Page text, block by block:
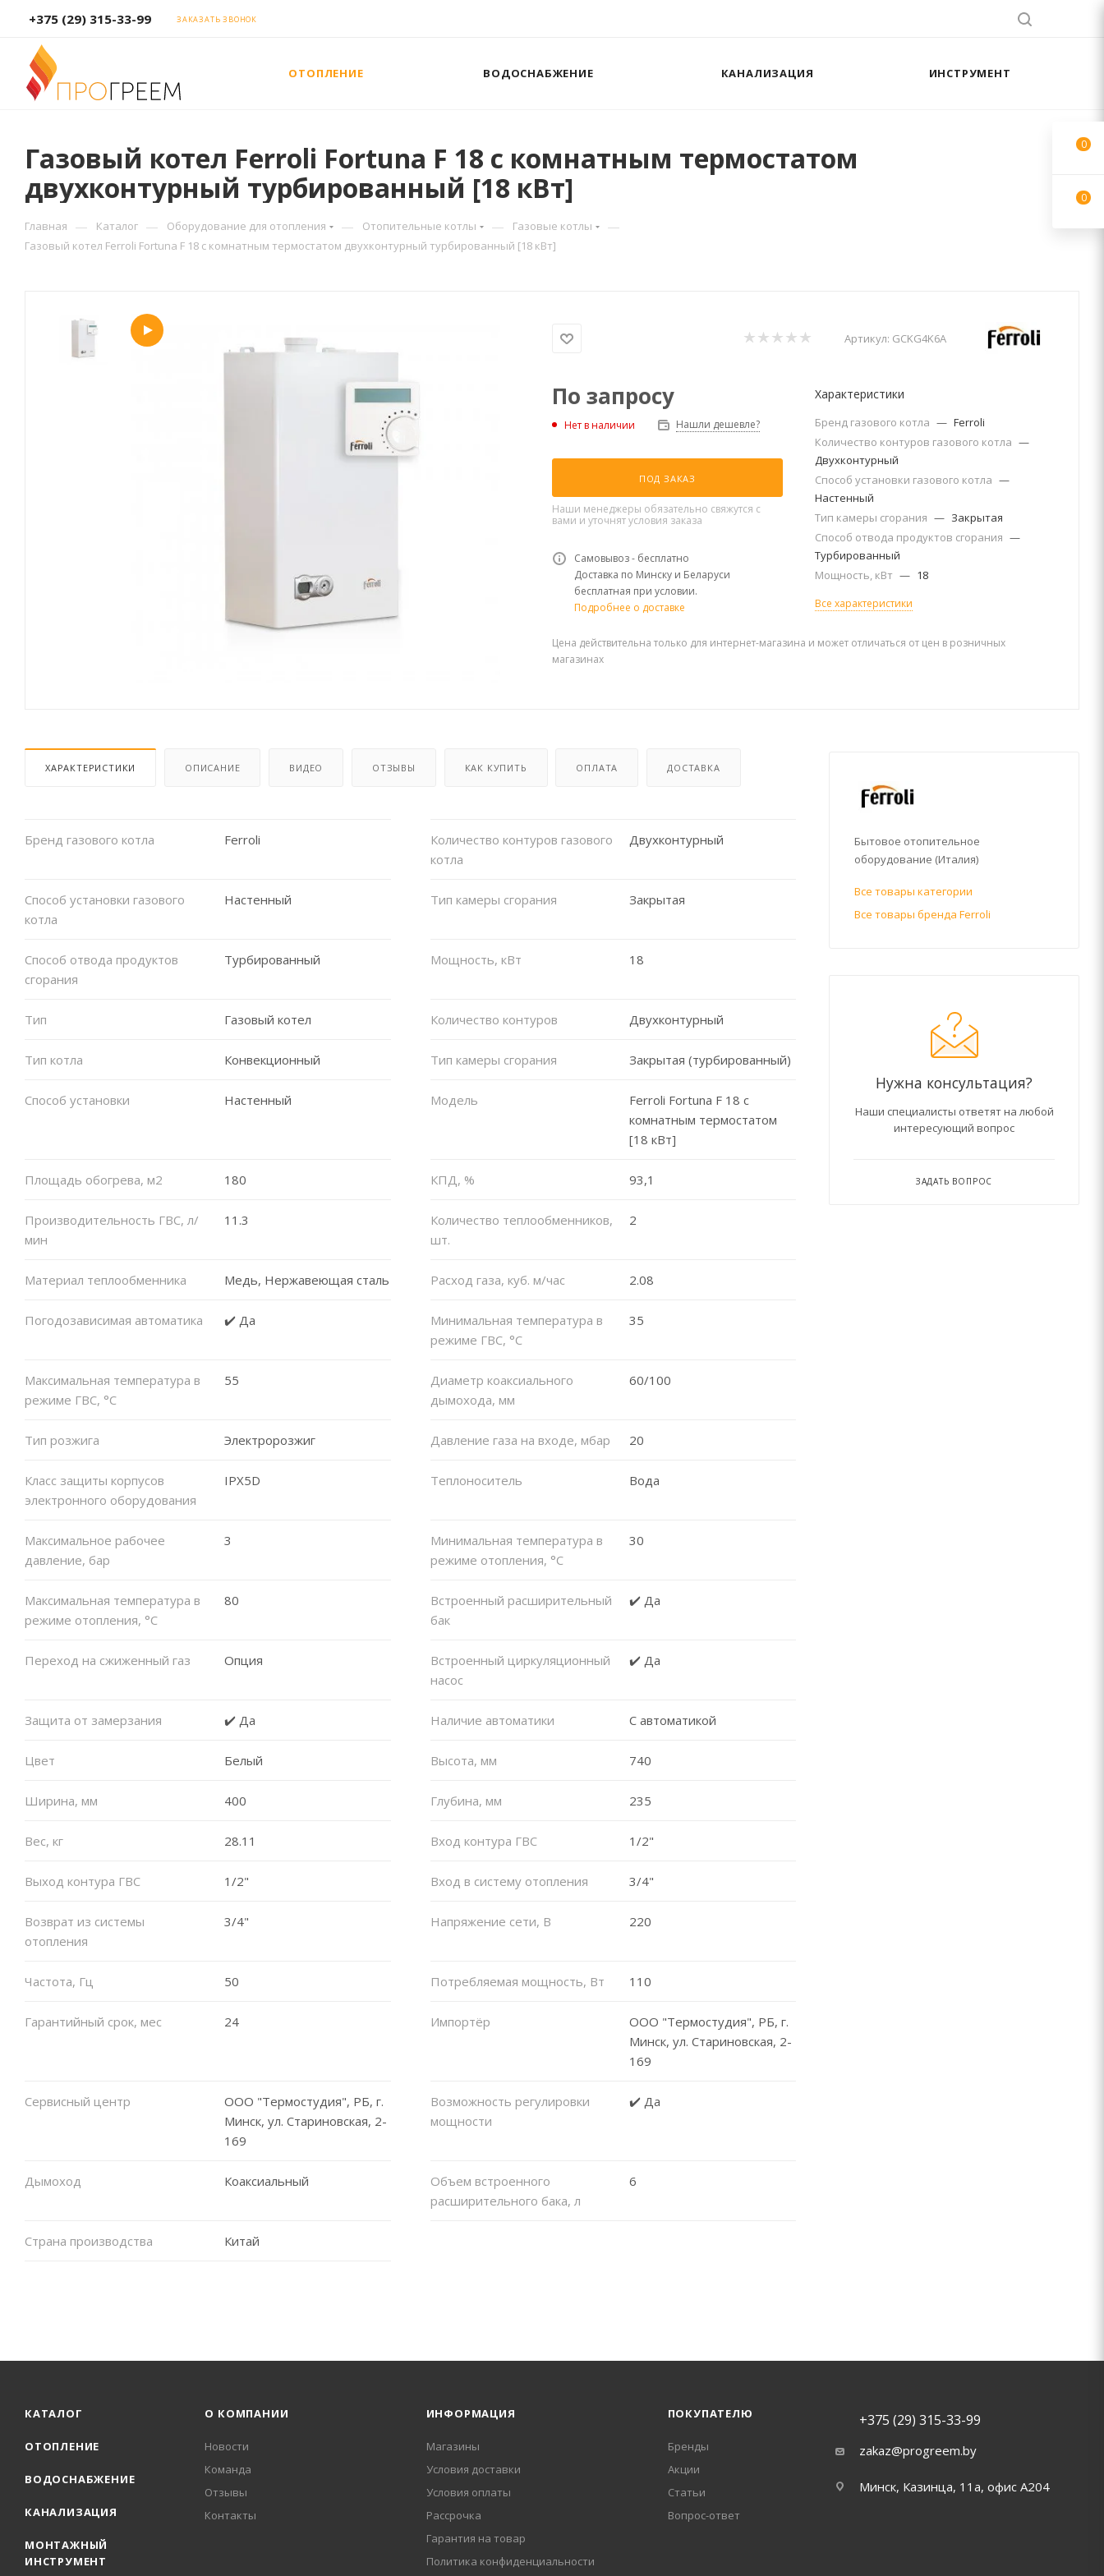
+375 (29) 315-33-99 ЗАКАЗАТЬ ЗВОНОК
ОТОПЛЕНИЕ ВОДОСНАБЖЕНИЕ КАНАЛИЗАЦИЯ ИНСТРУМЕНТ
Газовый котел Ferroli Fortuna F 18 с комнатным термостатом
двухконтурный турбированный [18 кВт]
Главная — Каталог — Оборудование для отопления — Отопительные котлы — Газовые котлы —
Газовый котел Ferroli Fortuna F 18 с комнатным термостатом двухконтурный турбированный [18 кВт]
Артикул: GCKG4K6A
По запросу
Нет в наличии Нашли дешевле?
ПОД ЗАКАЗ
Наши менеджеры обязательно свяжутся с
вами и уточнят условия заказа
Самовывоз - бесплатно
Доставка по Минску и Беларуси
бесплатная при условии.
Подробнее о доставке
Характеристики
Бренд газового котла — Ferroli
Количество контуров газового котла —
Двухконтурный
Способ установки газового котла —
Настенный
Тип камеры сгорания — Закрытая
Способ отвода продуктов сгорания —
Турбированный
Мощность, кВт — 18
Все характеристики
Цена действительна только для интернет-магазина и может отличаться от цен в розничных
магазинах
ХАРАКТЕРИСТИКИ ОПИСАНИЕ ВИДЕО ОТЗЫВЫ КАК КУПИТЬ ОПЛАТА ДОСТАВКА
Бренд газового котла Ferroli
Количество контуров газового
котла
Двухконтурный
Способ установки газового
котла
Настенный Тип камеры сгорания Закрытая
Способ отвода продуктов
сгорания
Турбированный Мощность, кВт 18
Тип Газовый котел Количество контуров Двухконтурный
Тип котла Конвекционный Тип камеры сгорания Закрытая (турбированный)
Способ установки Настенный Модель
Ferroli Fortuna F 18 с
комнатным термостатом
[18 кВт]
Площадь обогрева, м2 180 КПД, % 93,1
Производительность ГВС, л/
мин
11.3
Количество теплообменников,
шт.
2
Материал теплообменника Медь, Нержавеющая сталь Расход газа, куб. м/час 2.08
Погодозависимая автоматика ✔️ Да
Минимальная температура в
режиме ГВС, °C
35
Максимальная температура в
режиме ГВС, °C
55
Диаметр коаксиального
дымохода, мм
60/100
Тип розжига Электророзжиг Давление газа на входе, мбар 20
Класс защиты корпусов
электронного оборудования
IPX5D Теплоноситель Вода
Максимальное рабочее
давление, бар
3
Минимальная температура в
режиме отопления, °C
30
Максимальная температура в
режиме отопления, °C
80
Встроенный расширительный
бак
✔️ Да
Переход на сжиженный газ Опция
Встроенный циркуляционный
насос
✔️ Да
Защита от замерзания ✔️ Да Наличие автоматики С автоматикой
Цвет Белый Высота, мм 740
Ширина, мм 400 Глубина, мм 235
Вес, кг 28.11 Вход контура ГВС 1/2"
Выход контура ГВС 1/2" Вход в систему отопления 3/4"
Возврат из системы
отопления
3/4" Напряжение сети, В 220
Частота, Гц 50 Потребляемая мощность, Вт 110
Гарантийный срок, мес 24 Импортёр
ООО "Термостудия", РБ, г.
Минск, ул. Стариновская, 2-
169
Сервисный центр
ООО "Термостудия", РБ, г.
Минск, ул. Стариновская, 2-
169
Возможность регулировки
мощности
✔️ Да
Дымоход Коаксиальный
Объем встроенного
расширительного бака, л
6
Страна производства Китай
Бытовое отопительное
оборудование (Италия)
Все товары категории
Все товары бренда Ferroli
Нужна консультация?
Наши специалисты ответят на любой
интересующий вопрос
ЗАДАТЬ ВОПРОС
КАТАЛОГ
ОТОПЛЕНИЕ
ВОДОСНАБЖЕНИЕ
КАНАЛИЗАЦИЯ
МОНТАЖНЫЙ
ИНСТРУМЕНТ
О КОМПАНИИ
Новости
Команда
Отзывы
Контакты
ИНФОРМАЦИЯ
Магазины
Условия доставки
Условия оплаты
Рассрочка
Гарантия на товар
Политика конфиденциальности
ПОКУПАТЕЛЮ
Бренды
Акции
Статьи
Вопрос-ответ
+375 (29) 315-33-99
zakaz@progreem.by
Минск, Казинца, 11а, офис А204
0
0